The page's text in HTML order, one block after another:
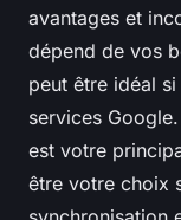
avantages et
dépend de vos
peut être idéal
services
est votre
être votre choix